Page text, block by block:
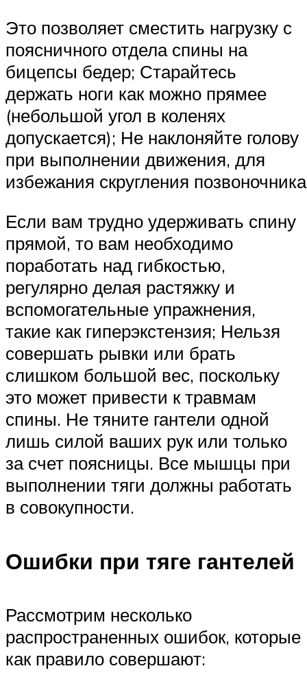
Это позволяет сместить нагрузку с
поясничного отдела спины на
бицепсы бедер; Старайтесь
держать ноги как можно прямее
(небольшой угол в коленях
допускается); Не наклоняйте голову
при выполнении движения, для
избежания скругления позвоночника
Если вам трудно удерживать спину
прямой, то вам необходимо
поработать над гибкостью,
регулярно делая растяжку и
вспомогательные упражнения,
такие как гиперэкстензия; Нельзя
совершать рывки или брать
слишком большой вес, поскольку
это может привести к травмам
спины. Не тяните гантели одной
лишь силой ваших рук или только
за счет поясницы. Все мышцы при
выполнении тяги должны работать
в совокупности.
Ошибки при тяге гантелей
Рассмотрим несколько
распространенных ошибок, которые
как правило совершают: